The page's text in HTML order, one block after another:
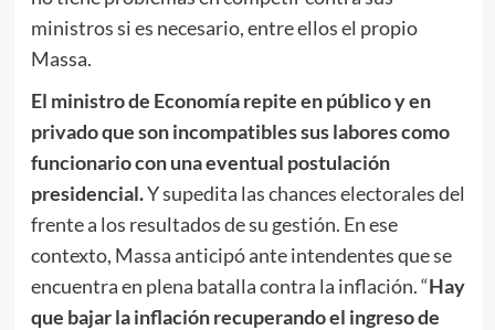
ministros si es necesario, entre ellos el propio
Massa.
El ministro de Economía repite en público y en
privado que son incompatibles sus labores como
funcionario con una eventual postulación
presidencial.Y supedita las chances electorales del
frente a los resultados de su gestión. En ese
contexto, Massa anticipó ante intendentes que se
encuentra en plena batalla contra la inflación. “Hay
que bajar la inflación recuperando el ingreso de